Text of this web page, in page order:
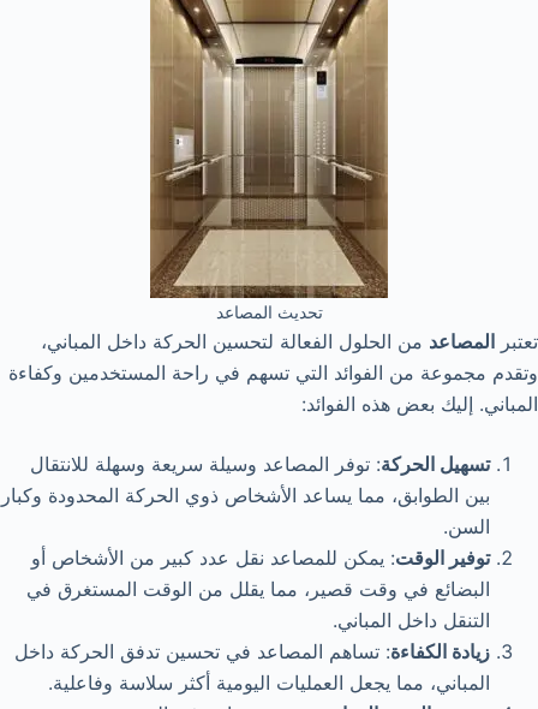
تحديث المصاعد
تعتبر المصاعد من الحلول الفعالة لتحسين الحركة داخل المباني،
وتقدم مجموعة من الفوائد التي تسهم في راحة المستخدمين وكفاءة
المباني. إليك بعض هذه الفوائد:
تسهيل الحركة: توفر المصاعد وسيلة سريعة وسهلة للانتقال
بين الطوابق، مما يساعد الأشخاص ذوي الحركة المحدودة وكبار
السن.
توفير الوقت: يمكن للمصاعد نقل عدد كبير من الأشخاص أو
البضائع في وقت قصير، مما يقلل من الوقت المستغرق في
التنقل داخل المباني.
زيادة الكفاءة: تساهم المصاعد في تحسين تدفق الحركة داخل
المباني، مما يجعل العمليات اليومية أكثر سلاسة وفاعلية.